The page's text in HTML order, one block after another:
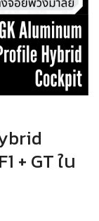
+ GT ใน